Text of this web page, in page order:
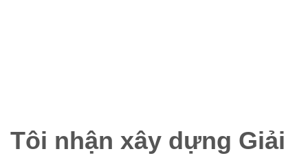
Tôi nhận xây dựng Giải